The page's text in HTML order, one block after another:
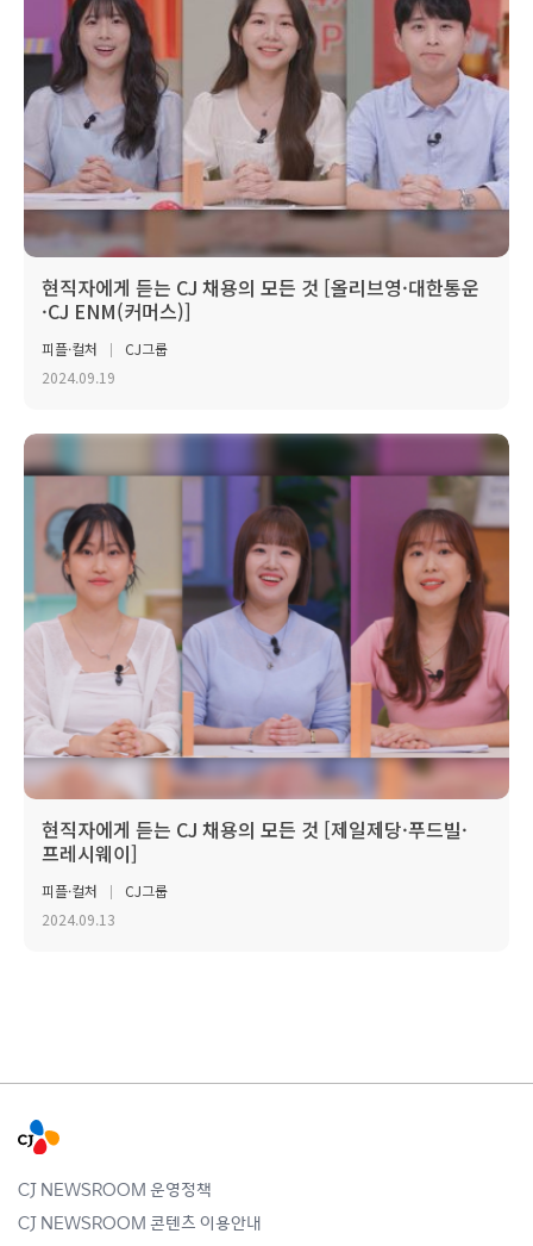
현직자에게 듣는 CJ 채용의 모든 것 [올리브영·대한통운
·CJ ENM(커머스)]
피플·컬처
CJ그룹
2024.09.19
현직자에게 듣는 CJ 채용의 모든 것 [제일제당·푸드빌·
프레시웨이]
피플·컬처
CJ그룹
2024.09.13
CJ NEWSROOM 운영정책
CJ NEWSROOM 콘텐츠 이용안내